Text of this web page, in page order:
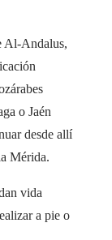
Al-Andalus,
o Jaén
desde allí
Mérida.
vida
a pie o